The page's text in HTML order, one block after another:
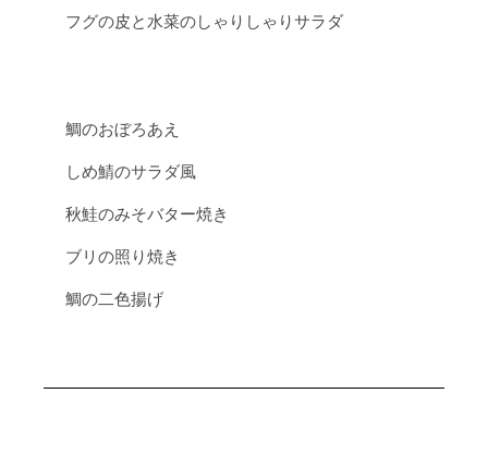
フグの皮と水菜のしゃりしゃりサラダ
鯛のおぼろあえ
しめ鯖のサラダ風
秋鮭のみそバター焼き
ブリの照り焼き
鯛の二色揚げ